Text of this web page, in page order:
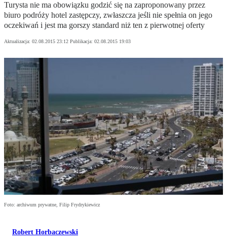
Turysta nie ma obowiązku godzić się na zaproponowany przez
biuro podróży hotel zastępczy, zwłaszcza jeśli nie spełnia on jego
oczekiwań i jest ma gorszy standard niż ten z pierwotnej oferty
Aktualizacja: 02.08.2015 23:12 Publikacja: 02.08.2015 19:03
Foto: archiwum prywatne, Filip Frydrykiewicz
Robert Horbaczewski